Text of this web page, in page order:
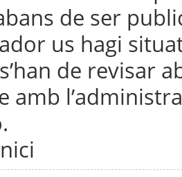
de ser
us hagi
de revisar
amb